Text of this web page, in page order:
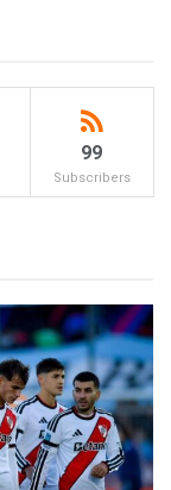
99
Subscribers